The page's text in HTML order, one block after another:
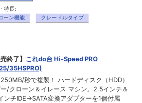
特長:
ーン機能
クレードルタイプ
売終了】 これdo台 Hi-Speed PRO
35HSPRO)
秒で複製！ ハードディスク（HDD）
ー/クローン＆イレース マシン。2.5インチ＆
ンチIDE→SATA変換アダプターを1個付属